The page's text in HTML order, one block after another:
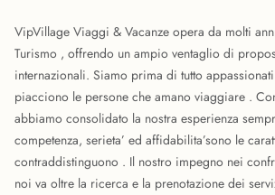
VipVillage Viaggi & Vacanze opera da molti
Turismo , offrendo un ampio ventaglio di
internazionali. Siamo prima di tutto
piacciono le persone che amano viaggiare .
abbiamo consolidato la nostra esperienza
competenza, serieta’ ed affidabilita’sono le
contraddistinguono . Il nostro impegno nei
noi va oltre la ricerca e la prenotazione dei